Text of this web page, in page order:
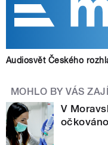
Audiosvět Českého
MOHLO BY VÁS
V